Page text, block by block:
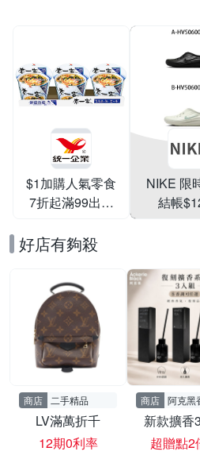
$1加購人氣零食
7折起滿99出貨
NIKE 限
結帳
好店有夠殺
商店 二手精品
LV滿萬折千
12期0利率
商店 阿克黑
新款擴香
超贈點2